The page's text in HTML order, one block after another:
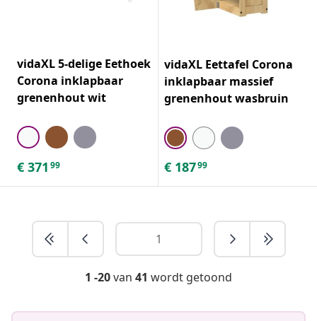
vidaXL 5-delige Eethoek
Corona inklapbaar
grenenhout wit
€ 371 99
vidaXL Eettafel Corona
inklapbaar massief
grenenhout wasbruin
€ 18799
1 -20van 41 wordt getoond